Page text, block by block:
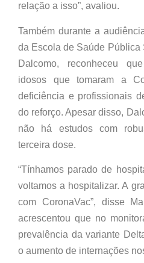
relação a isso”, avaliou.
Também durante a
da Escola de Saúde Pública
Dalcomo, reconheceu
idosos que tomaram a
deficiência e profissionais
do reforço. Apesar disso,
não há estudos com
terceira dose.
“Tínhamos parado de
voltamos a hospitalizar. A
com CoronaVac”, disse
acrescentou que no
prevalência da variante
o aumento de internações